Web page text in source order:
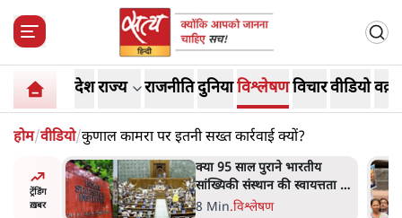
देशराज्य राजनीतिदुनियाविश्लेषणविचारवीडियो
होम/वीडियो/कुणाल कामरा पर इतनी सख्त कार्रवाई क्यों?
ट्रेंडिंग
ख़बर
5 नहीं,
क्या 95 साल पुराने भारतीय
सांख्यिकी संस्थान की स्वायत्तता पर
भी अब मंडरा रहा ख़तरा?
8 Min.विश्लेषण